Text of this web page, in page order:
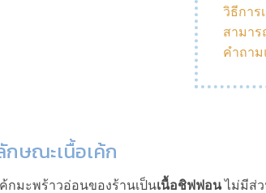
วิธีการ
สามาร
คำถาม
กษณะเนื้อเค้ก
ค้กมะพร้าวอ่อนของร้านเป็นเนื้อชิฟฟอนไม่มีส่ว